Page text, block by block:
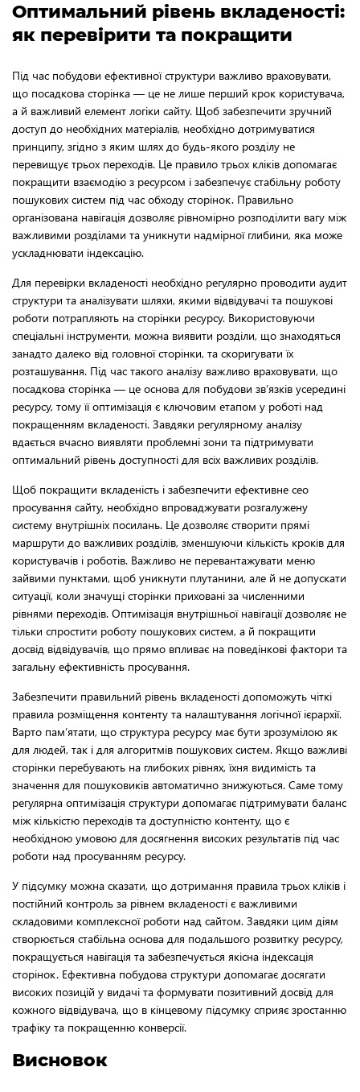
Оптимальний рівень вкладеності:
як перевірити та покращити
Під час побудови ефективної структури важливо враховувати,
що посадкова сторінка — це не лише перший крок користувача,
а й важливий елемент логіки сайту. Щоб забезпечити зручний
доступ до необхідних матеріалів, необхідно дотримуватися
принципу, згідно з яким шлях до будь-якого розділу не
перевищує трьох переходів. Це правило трьох кліків допомагає
покращити взаємодію з ресурсом і забезпечує стабільну роботу
пошукових систем під час обходу сторінок. Правильно
організована навігація дозволяє рівномірно розподілити вагу між
важливими розділами та уникнути надмірної глибини, яка може
ускладнювати індексацію.
Для перевірки вкладеності необхідно регулярно проводити аудит
структури та аналізувати шляхи, якими відвідувачі та пошукові
роботи потрапляють на сторінки ресурсу. Використовуючи
спеціальні інструменти, можна виявити розділи, що знаходяться
занадто далеко від головної сторінки, та скоригувати їх
розташування. Під час такого аналізу важливо враховувати, що
посадкова сторінка — це основа для побудови зв’язків усередині
ресурсу, тому її оптимізація є ключовим етапом у роботі над
покращенням вкладеності. Завдяки регулярному аналізу
вдається вчасно виявляти проблемні зони та підтримувати
оптимальний рівень доступності для всіх важливих розділів.
Щоб покращити вкладеність і забезпечити ефективне сео
просування сайту, необхідно впроваджувати розгалужену
систему внутрішніх посилань. Це дозволяє створити прямі
маршрути до важливих розділів, зменшуючи кількість кроків для
користувачів і роботів. Важливо не перевантажувати меню
зайвими пунктами, щоб уникнути плутанини, але й не допускати
ситуації, коли значущі сторінки приховані за численними
рівнями переходів. Оптимізація внутрішньої навігації дозволяє не
тільки спростити роботу пошукових систем, а й покращити
досвід відвідувачів, що прямо впливає на поведінкові фактори та
загальну ефективність просування.
Забезпечити правильний рівень вкладеності допоможуть чіткі
правила розміщення контенту та налаштування логічної ієрархії.
Варто пам’ятати, що структура ресурсу має бути зрозумілою як
для людей, так і для алгоритмів пошукових систем. Якщо важливі
сторінки перебувають на глибоких рівнях, їхня видимість та
значення для пошуковиків автоматично знижуються. Саме тому
регулярна оптимізація структури допомагає підтримувати баланс
між кількістю переходів та доступністю контенту, що є
необхідною умовою для досягнення високих результатів під час
роботи над просуванням ресурсу.
У підсумку можна сказати, що дотримання правила трьох кліків і
постійний контроль за рівнем вкладеності є важливими
складовими комплексної роботи над сайтом. Завдяки цим діям
створюється стабільна основа для подальшого розвитку ресурсу,
покращується навігація та забезпечується якісна індексація
сторінок. Ефективна побудова структури допомагає досягати
високих позицій у видачі та формувати позитивний досвід для
кожного відвідувача, що в кінцевому підсумку сприяє зростанню
трафіку та покращенню конверсії.
Висновок